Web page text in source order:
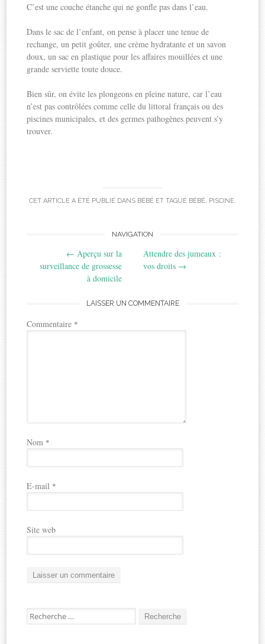
C’est une couche étanche qui ne gonfle pas dans l’eau.
Dans le sac de l’enfant, on pense à placer une tenue de
rechange, un petit goûter, une crème hydratante et un savon
doux, un sac en plastique pour les affaires mouillées et une
grande serviette toute douce.
Bien sûr, on évite les plongeons en pleine nature, car l’eau
n’est pas contrôlées comme celle du littoral français ou des
piscines municipales, et des germes pathogènes peuvent s’y
trouver.
CET ARTICLE A ÉTÉ PUBLIÉ DANS BÉBÉ ET TAGUÉ BÉBÉ, PISCINE.
navigation
NAVIGATION
← Aperçu sur la
surveillance de grossesse
à domicile
Attendre des jumeaux :
vos droits →
LAISSER UN COMMENTAIRE
Commentaire *
Nom *
E-mail *
Site web
Recherche
pour: